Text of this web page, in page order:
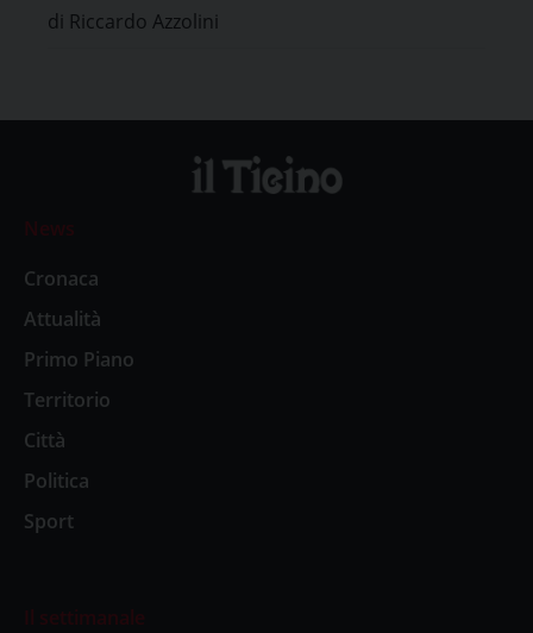
di Riccardo Azzolini
News
Cronaca
Attualità
Primo Piano
Territorio
Città
Politica
Sport
Il settimanale